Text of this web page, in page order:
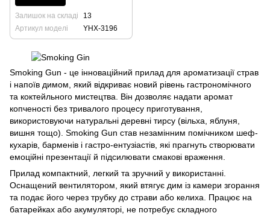
Залишок на складі
13
Артикул моделі
YHX-3196
Smoking Gun - це інноваційний прилад для ароматизації страв
і напоїв димом, який відкриває новий рівень гастрономічного
та коктейльного мистецтва. Він дозволяє надати аромат
копченості без тривалого процесу приготування,
використовуючи натуральні деревні тирсу (вільха, яблуня,
вишня тощо). Smoking Gun став незамінним помічником шеф-
кухарів, барменів і гастро-ентузіастів, які прагнуть створювати
емоційні презентації й підсилювати смакові враження.
Прилад компактний, легкий та зручний у використанні.
Оснащений вентилятором, який втягує дим із камери згорання
та подає його через трубку до страви або келиха. Працює на
батарейках або акумуляторі, не потребує складного